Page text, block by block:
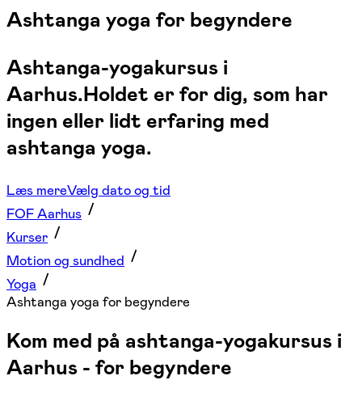
Ashtanga yoga for begyndere
Ashtanga-yogakursus i
Aarhus.Holdet er for dig, som har
ingen eller lidt erfaring med
ashtanga yoga.
Læs mereVælg dato og tid
FOF Aarhus
Kurser
Motion og sundhed
Yoga
Ashtanga yoga for begyndere
Kom med på ashtanga-yogakursus i
Aarhus - for begyndere